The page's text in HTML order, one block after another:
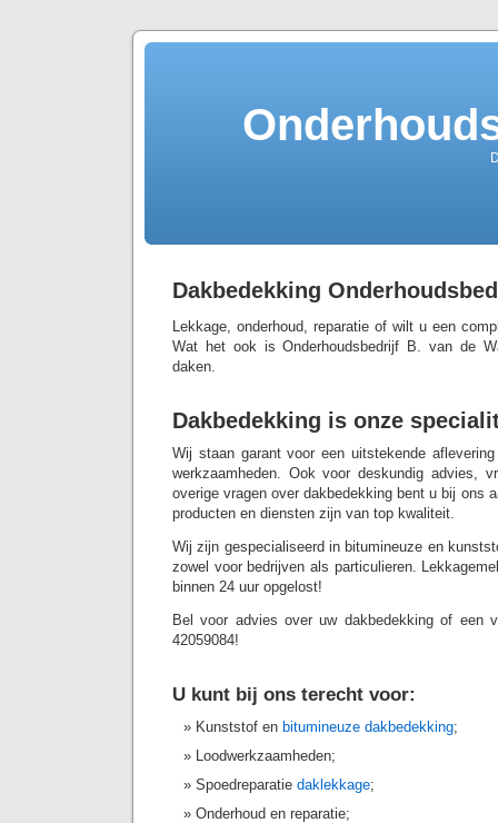
Dakbedekking
Lekkage, onderhoud, reparatie of wilt u een
Wat het ook is Onderhoudsbedrijf B. van de
daken.
Dakbedekking is onze
Wij staan garant voor een uitstekende
werkzaamheden. Ook voor deskundig advies,
overige vragen over dakbedekking bent u bij ons
producten en diensten zijn van top kwaliteit.
Wij zijn gespecialiseerd in bitumineuze en
zowel voor bedrijven als particulieren.
binnen 24 uur opgelost!
Bel voor advies over uw dakbedekking of een
42059084!
U kunt bij ons terecht voor:
Kunststof en bitumineuze dakbedekking;
Loodwerkzaamheden;
Spoedreparatie daklekkage;
Onderhoud en reparatie;